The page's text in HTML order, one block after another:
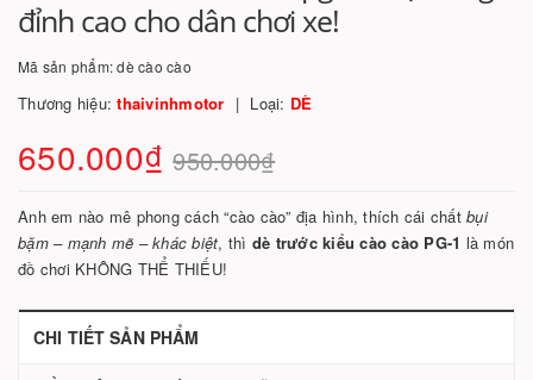
đỉnh cao cho dân chơi xe!
Mã sản phẩm:dè cào cào
Thương hiệu:thaivinhmotor Loại: DÈ
650.000₫ 950.000₫
Anh em nào mê phong cách “cào cào” địa hình, thích cái chất bụi
bặm – mạnh mẽ – khác biệt, thì dè trước kiểu cào cào PG-1 là món
đồ chơi KHÔNG THỂ THIẾU!
CHI TIẾT SẢN PHẨM